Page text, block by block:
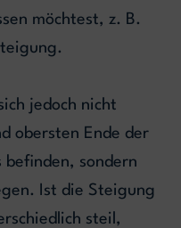
möchtest, z. B.
jedoch nicht
obersten Ende der
befinden, sondern
Ist die Steigung
steil,